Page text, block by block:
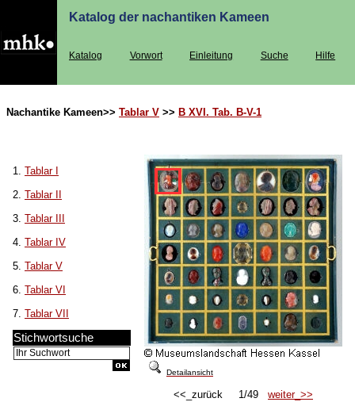
Katalog der nachantiken Kameen
Katalog Vorwort Einleitung Suche Hilfe
Nachantike Kameen>> Tablar V >> B XVI. Tab. B-V-1
1. Tablar I
2. Tablar II
3. Tablar III
4. Tablar IV
5. Tablar V
6. Tablar VI
7. Tablar VII
Stichwortsuche
Detailansicht
<<_zurück 1/49 weiter_>>